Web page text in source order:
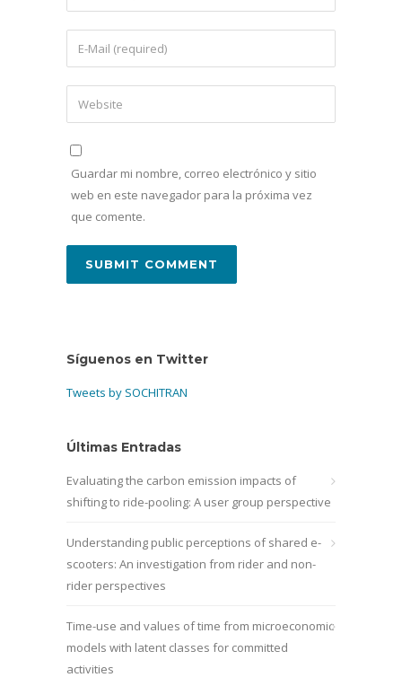
Guardar mi nombre, correo electrónico y sitio
web en este navegador para la próxima vez
que comente.
Síguenos en Twitter
Tweets by SOCHITRAN
Últimas Entradas
Evaluating the carbon emission impacts of
shifting to ride-pooling: A user group perspective
Understanding public perceptions of shared e-
scooters: An investigation from rider and non-
rider perspectives
Time-use and values of time from microeconomic
models with latent classes for committed
activities